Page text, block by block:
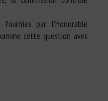
par l’Honorable
cette question avec